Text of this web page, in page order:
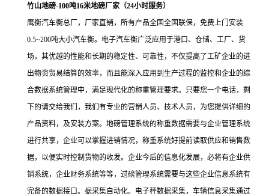
竹山地磅-100吨16米地磅厂家（24小时服务）
鹰衡汽车衡总厂，厂家直销，所有产品全国全国联保，免费上门安装
0.5~200吨大小汽车衡。电子汽车衡广泛应用于港口、仓储、工厂、货
场，其优越的性能和长期的稳定性、可靠性，不仅提高了工矿企业的进
出物资贸易结算的效率，而且能深入应用到生产过程的监控和企业的综
合数据系统管理中，满足现代化的称重管理要求。只要您一个电话，剩
下的请交给我们，我们有专业的营销人员、技术人员，为您提供详细的
产品资料，及安装方案。地磅管理系统的称重数据需要与企业管理系统
进行共享，企业可以掌握进销情况，称重系统好提前读取供应和销售数
据，以便实时控制货物的收发。企业今后的信息化发展，必将有企业供
销系统，企业财务系统等等，过磅管理系统需要与这些企业信息系统有
完备的数据接口。据采集自动化。电子秤数据采集，车辆信息采集通过